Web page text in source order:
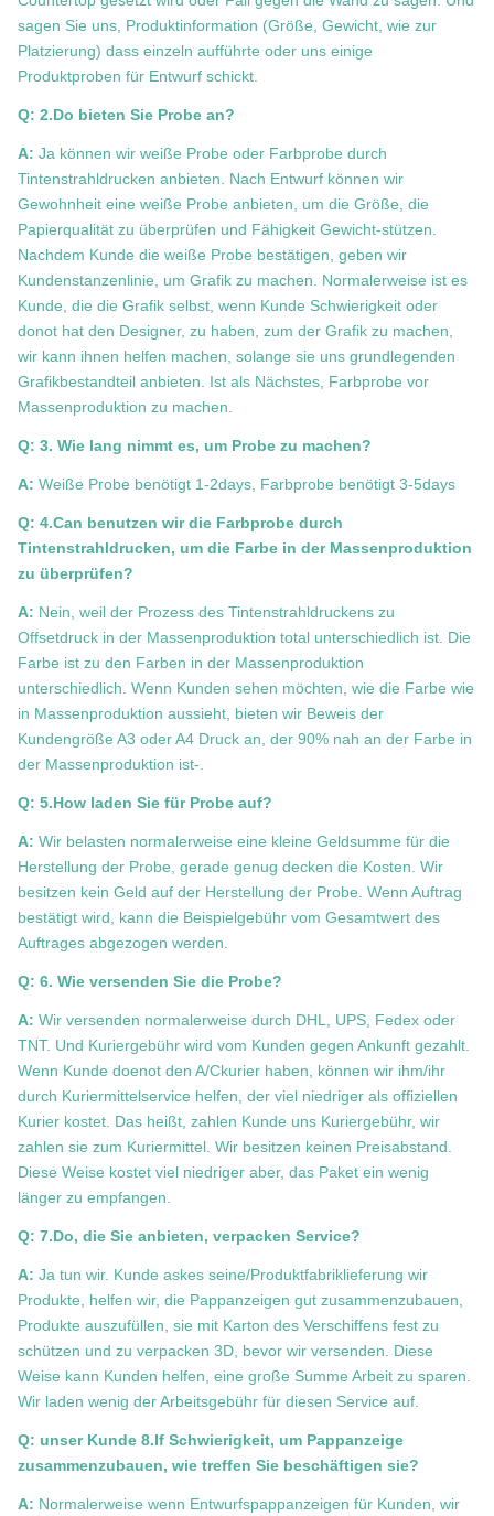
sagen Sie uns, Produktinformation (Größe, Gewicht, wie zur
Platzierung) dass einzeln aufführte oder uns einige
Produktproben für Entwurf schickt.
Q: 2.Do bieten Sie Probe an?
A: Ja können wir weiße Probe oder Farbprobe durch
Tintenstrahldrucken anbieten. Nach Entwurf können wir
Gewohnheit eine weiße Probe anbieten, um die Größe, die
Papierqualität zu überprüfen und Fähigkeit Gewicht-stützen.
Nachdem Kunde die weiße Probe bestätigen, geben wir
Kundenstanzenlinie, um Grafik zu machen. Normalerweise ist es
Kunde, die die Grafik selbst, wenn Kunde Schwierigkeit oder
donot hat den Designer, zu haben, zum der Grafik zu machen,
wir kann ihnen helfen machen, solange sie uns grundlegenden
Grafikbestandteil anbieten. Ist als Nächstes, Farbprobe vor
Massenproduktion zu machen.
Q: 3. Wie lang nimmt es, um Probe zu machen?
A: Weiße Probe benötigt 1-2days, Farbprobe benötigt 3-5days
Q: 4.Can benutzen wir die Farbprobe durch
Tintenstrahldrucken, um die Farbe in der Massenproduktion
zu überprüfen?
A: Nein, weil der Prozess des Tintenstrahldruckens zu
Offsetdruck in der Massenproduktion total unterschiedlich ist. Die
Farbe ist zu den Farben in der Massenproduktion
unterschiedlich. Wenn Kunden sehen möchten, wie die Farbe wie
in Massenproduktion aussieht, bieten wir Beweis der
Kundengröße A3 oder A4 Druck an, der 90% nah an der Farbe in
der Massenproduktion ist-.
Q: 5.How laden Sie für Probe auf?
A: Wir belasten normalerweise eine kleine Geldsumme für die
Herstellung der Probe, gerade genug decken die Kosten. Wir
besitzen kein Geld auf der Herstellung der Probe. Wenn Auftrag
bestätigt wird, kann die Beispielgebühr vom Gesamtwert des
Auftrages abgezogen werden.
Q: 6. Wie versenden Sie die Probe?
A: Wir versenden normalerweise durch DHL, UPS, Fedex oder
TNT. Und Kuriergebühr wird vom Kunden gegen Ankunft gezahlt.
Wenn Kunde doenot den A/Ckurier haben, können wir ihm/ihr
durch Kuriermittelservice helfen, der viel niedriger als offiziellen
Kurier kostet. Das heißt, zahlen Kunde uns Kuriergebühr, wir
zahlen sie zum Kuriermittel. Wir besitzen keinen Preisabstand.
Diese Weise kostet viel niedriger aber, das Paket ein wenig
länger zu empfangen.
Q: 7.Do, die Sie anbieten, verpacken Service?
A: Ja tun wir. Kunde askes seine/Produktfabriklieferung wir
Produkte, helfen wir, die Pappanzeigen gut zusammenzubauen,
Produkte auszufüllen, sie mit Karton des Verschiffens fest zu
schützen und zu verpacken 3D, bevor wir versenden. Diese
Weise kann Kunden helfen, eine große Summe Arbeit zu sparen.
Wir laden wenig der Arbeitsgebühr für diesen Service auf.
Q: unser Kunde 8.If Schwierigkeit, um Pappanzeige
zusammenzubauen, wie treffen Sie beschäftigen sie?
A: Normalerweise wenn Entwurfspappanzeigen für Kunden, wir